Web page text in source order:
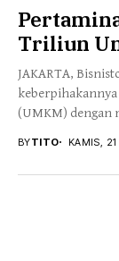
Triliun
JAKARTA,
(UMKM) dengan
BYTITO KAMIS,